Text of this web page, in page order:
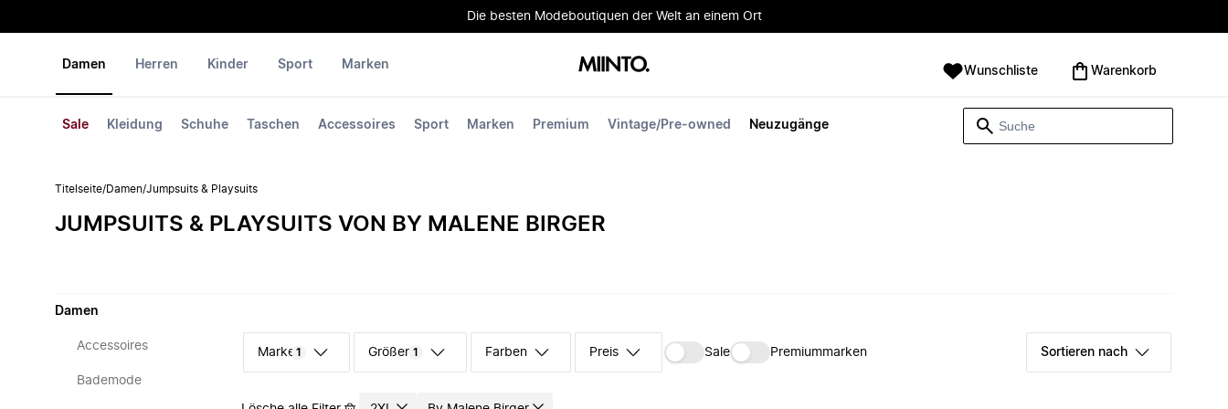
Die besten Modeboutiquen der Welt an einem Ort
Damen
Sale Kleidung Schuhe Taschen Accessoires Sport Marken Premium Vintage/Pre-owned Neuzugänge
Herren Kinder Sport Marken Wunschliste Warenkorb
Titelseite/Damen/Jumpsuits & Playsuits
JUMPSUITS & PLAYSUITS VON BY MALENE BIRGER
Damen
Accessoires
Bademode
Marke 1 Größen 1 Farben Preis Sale Premiummarken Sortieren nach